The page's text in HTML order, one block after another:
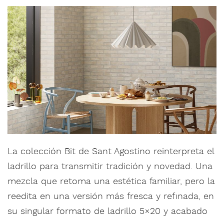
La colección Bit de Sant Agostino reinterpreta el
ladrillo para transmitir tradición y novedad. Una
mezcla que retoma una estética familiar, pero la
reedita en una versión más fresca y refinada, en
su singular formato de ladrillo 5×20 y acabado